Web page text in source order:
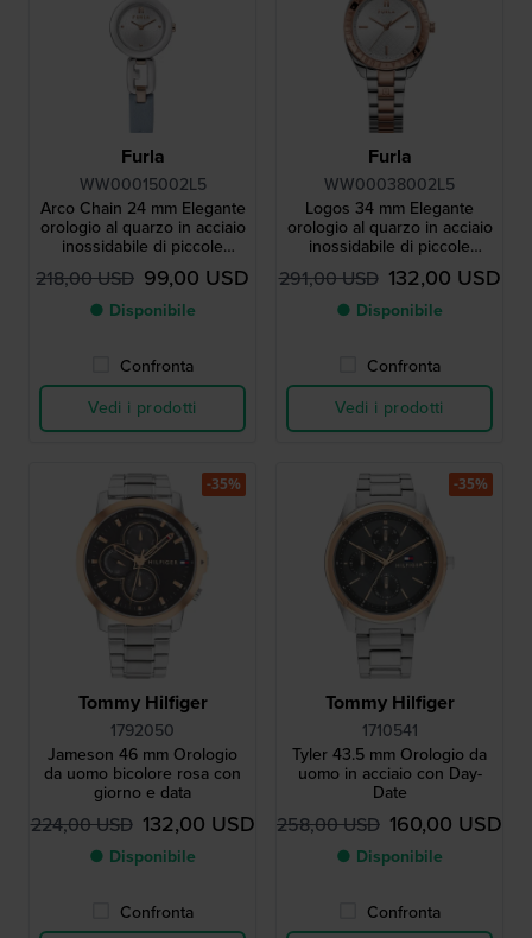
Furla
WW00015002L5
Arco Chain 24 mm Elegante
orologio al quarzo in acciaio
inossidabile di piccole
dimensioni.
218,00 USD 99,00 USD
● Disponibile
Confronta
Vedi i prodotti
Furla
WW00038002L5
Logos 34 mm Elegante
orologio al quarzo in acciaio
inossidabile di piccole
dimensioni.
291,00 USD 132,00 USD
● Disponibile
Confronta
Vedi i prodotti
Tommy Hilfiger
1792050
Jameson 46 mm Orologio
da uomo bicolore rosa con
giorno e data
224,00 USD 132,00 USD
● Disponibile
Confronta
-35%
Tommy Hilfiger
1710541
Tyler 43.5 mm Orologio da
uomo in acciaio con Day-
Date
258,00 USD 160,00 USD
● Disponibile
Confronta
-35%